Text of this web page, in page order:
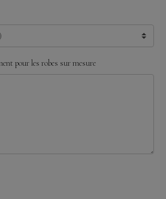
pour les robes sur mesure